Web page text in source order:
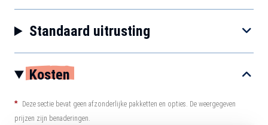
Standaard uitrusting
Kosten
*
Deze sectie bevat geen afzonderlijke pakketten en opties. De weergegeven
prijzen zijn benaderingen.